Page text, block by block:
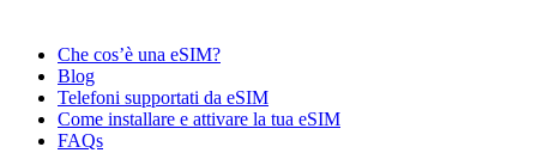
Che cos’è una eSIM?
Blog
Telefoni supportati da eSIM
Come installare e attivare la tua eSIM
FAQs